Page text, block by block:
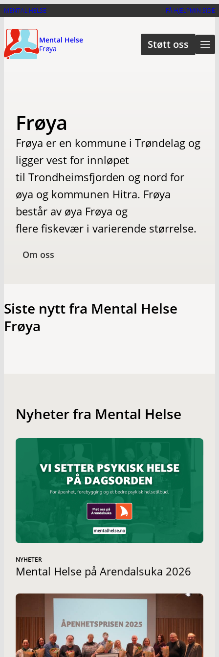
Hopp
hovedinnhold
MENTAL HELSE FÅ HJELPMIN SIDE
Mental Helse
Frøya
Støtt oss
Frøya
Frøya er en kommune i Trøndelag og
ligger vest for innløpet
til Trondheimsfjorden og nord for
øya og kommunen Hitra. Frøya
består av øya Frøya og
flere fiskevær i varierende størrelse.
Om oss
Siste nytt fra Mental Helse
Frøya
Nyheter fra Mental Helse
NYHETER
Mental Helse på Arendalsuka 2026